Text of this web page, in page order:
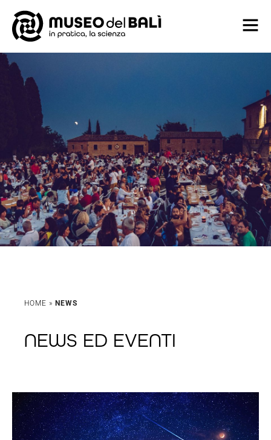
HOME » NEWS
NEWS ED EVENTI